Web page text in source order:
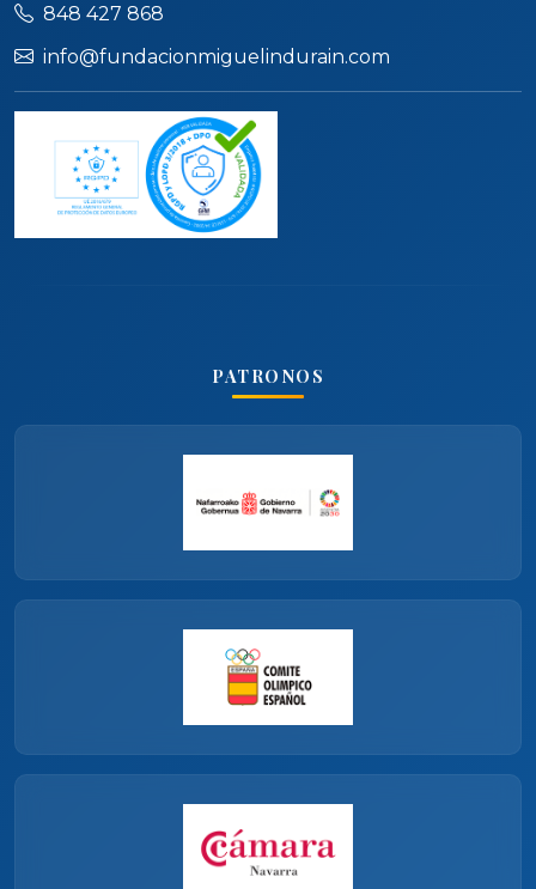
848 427 868
info@fundacionmiguelindurain.com
PATRONOS